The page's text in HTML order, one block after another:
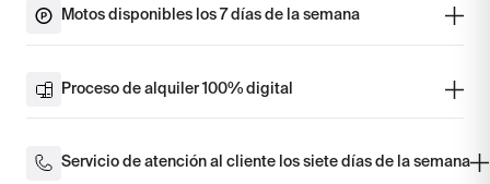
Motos disponibles los 7 días de la semana
Proceso de alquiler 100% digital
Servicio de atención al cliente los siete días de la semana